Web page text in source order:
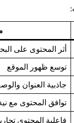
أثر المحتوى على
توسع ظهور الموقع
جاذبية العنوان
توافق المحتوى مع نية
فاعلية المحتوى